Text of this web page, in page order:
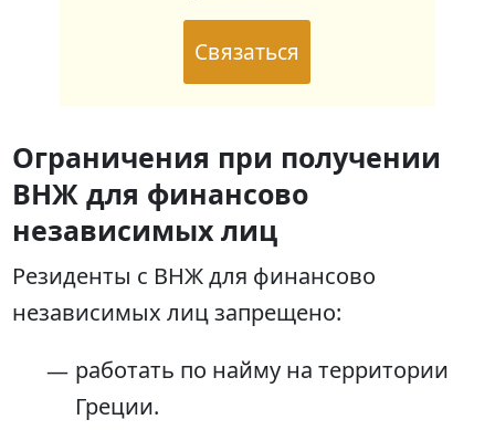
Связаться
Ограничения при получении
ВНЖ для финансово
независимых лиц
Резиденты с ВНЖ для финансово
независимых лиц запрещено:
работать по найму на территории
Греции.